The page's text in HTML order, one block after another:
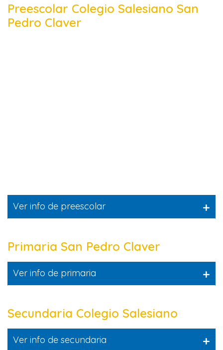
Preescolar Colegio Salesiano San
Pedro Claver
Ver info de preescolar +
Primaria San Pedro Claver
Ver info de primaria +
Secundaria Colegio Salesiano
Ver info de secundaria +